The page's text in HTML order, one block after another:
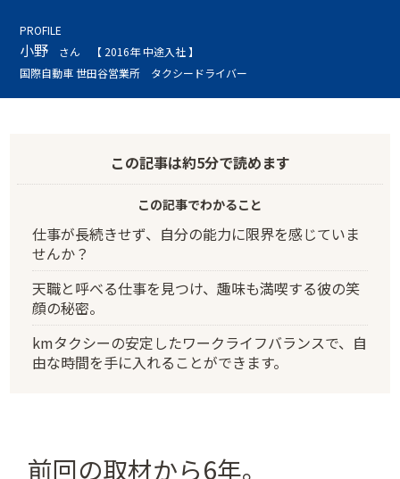
PROFILE
小野 さん
【 2016年 中途入社 】
国際自動車 世田谷営業所 タクシードライバー
この記事は約5分で読めます
この記事でわかること
仕事が長続きせず、自分の能力に限界を感じていま
せんか？
天職と呼べる仕事を見つけ、趣味も満喫する彼の笑
顔の秘密。
kmタクシーの安定したワークライフバランスで、自
由な時間を手に入れることができます。
前回の取材から6年。